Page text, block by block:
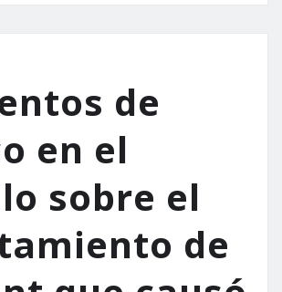
de
en el
sobre el
de